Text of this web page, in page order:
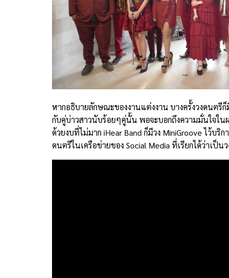
หากอธิบายลักษณะของงานแต่งงาน บางครั้งวงดนตรี
กับคู่บ่าวสาวนับร้อยๆคู่นั้น พอจะบอกถึงความมั่นใจใน
ด้วยงบที่ไม่มาก iHear Band ก็มีวง MiniGroove ไว้บ
ดนตรีในเครือข่ายของ Social Media ที่เรียกได้ว่าเป็น